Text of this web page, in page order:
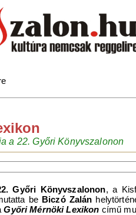
a 22. Győri Könyvszalonon
Győri Könyvszalonon, a
be Biczó Zalán
Győri Mérnöki Lexikon című